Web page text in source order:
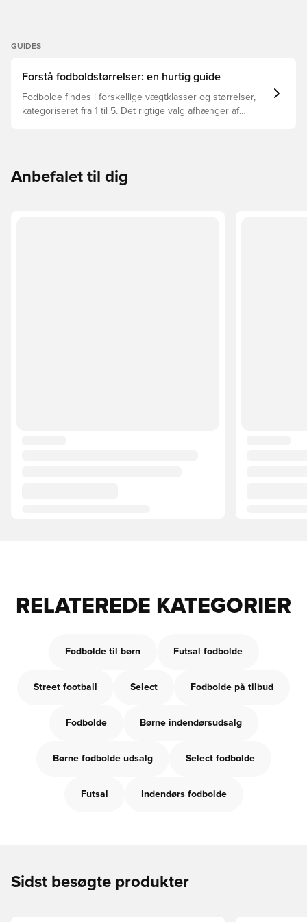
GUIDES
Forstå fodboldstørrelser: en hurtig guide
Fodbolde findes i forskellige vægtklasser og størrelser,
kategoriseret fra 1 til 5. Det rigtige valg afhænger af
Anbefalet til dig
RELATEREDE KATEGORIER
Fodbolde til børn Futsal fodbolde
Street football Select Fodbolde på tilbud
Fodbolde Børne indendørsudsalg
Børne fodbolde udsalg Select fodbolde
Futsal Indendørs fodbolde
Sidst besøgte produkter